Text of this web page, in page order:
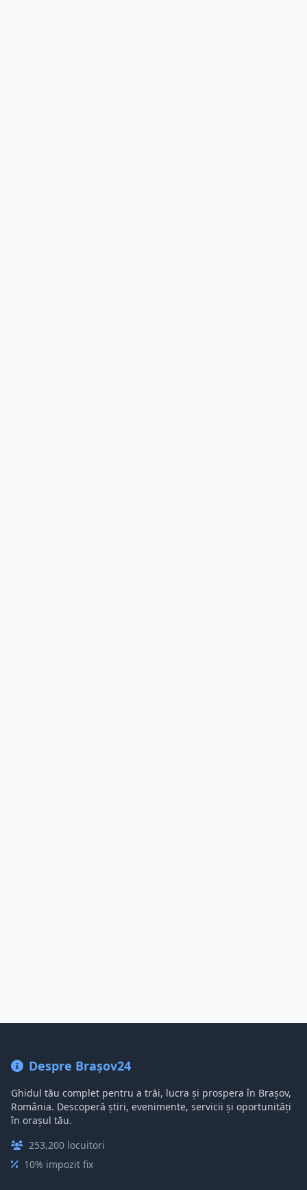
Despre Brașov24
Ghidul tău complet pentru a trăi, lucra și prospera în Brașov,
România. Descoperă știri, evenimente, servicii și oportunități
în orașul tău.
253,200 locuitori
10% impozit fix